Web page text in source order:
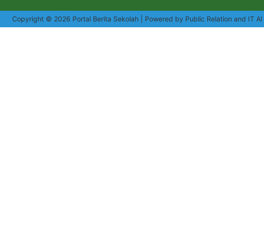
Copyright © 2026 Portal Berita Sekolah | Powered by Public Relation and IT